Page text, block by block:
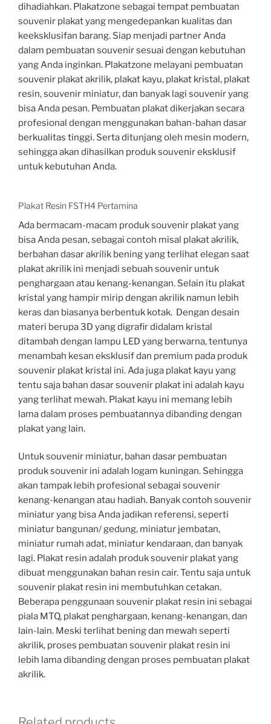
dihadiahkan. Plakatzone sebagai tempat pembuatan
souvenir plakat yang mengedepankan kualitas dan
keeksklusifan barang. Siap menjadi partner Anda
dalam pembuatan souvenir sesuai dengan kebutuhan
yang Anda inginkan. Plakatzone melayani pembuatan
souvenir plakat akrilik, plakat kayu, plakat kristal, plakat
resin, souvenir miniatur, dan banyak lagi souvenir yang
bisa Anda pesan. Pembuatan plakat dikerjakan secara
profesional dengan menggunakan bahan-bahan dasar
berkualitas tinggi. Serta ditunjang oleh mesin modern,
sehingga akan dihasilkan produk souvenir eksklusif
untuk kebutuhan Anda.
Plakat Resin FSTH4 Pertamina
Ada bermacam-macam produk souvenir plakat yang
bisa Anda pesan, sebagai contoh misal plakat akrilik,
berbahan dasar akrilik bening yang terlihat elegan saat
plakat akrilik ini menjadi sebuah souvenir untuk
penghargaan atau kenang-kenangan. Selain itu plakat
kristal yang hampir mirip dengan akrilik namun lebih
keras dan biasanya berbentuk kotak. Dengan desain
materi berupa 3D yang digrafir didalam kristal
ditambah dengan lampu LED yang berwarna, tentunya
menambah kesan eksklusif dan premium pada produk
souvenir plakat kristal ini. Ada juga plakat kayu yang
tentu saja bahan dasar souvenir plakat ini adalah kayu
yang terlihat mewah. Plakat kayu ini memang lebih
lama dalam proses pembuatannya dibanding dengan
plakat yang lain.
Untuk souvenir miniatur, bahan dasar pembuatan
produk souvenir ini adalah logam kuningan. Sehingga
akan tampak lebih profesional sebagai souvenir
kenang-kenangan atau hadiah. Banyak contoh souvenir
miniatur yang bisa Anda jadikan referensi, seperti
miniatur bangunan/ gedung, miniatur jembatan,
miniatur rumah adat, miniatur kendaraan, dan banyak
lagi. Plakat resin adalah produk souvenir plakat yang
dibuat menggunakan bahan resin cair. Tentu saja untuk
souvenir plakat resin ini membutuhkan cetakan.
Beberapa penggunaan souvenir plakat resin ini sebagai
piala MTQ, plakat penghargaan, kenang-kenangan, dan
lain-lain. Meski terlihat bening dan mewah seperti
akrilik, proses pembuatan souvenir plakat resin ini
lebih lama dibanding dengan proses pembuatan plakat
akrilik.